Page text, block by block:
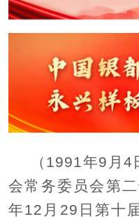
（1991年9月
会常务委员会第
年12月29日第十